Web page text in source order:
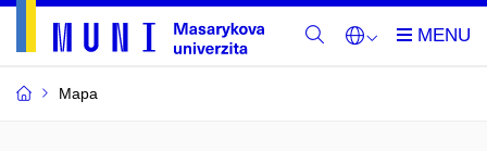
Mapa